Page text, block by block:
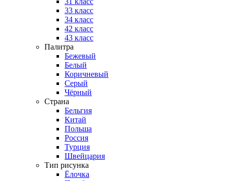
33 класс
34 класс
42 класс
43 класс
Палитра
Бежевый
Белый
Коричневый
Серый
Чёрный
Страна
Бельгия
Китай
Польша
Россия
Турция
Швейцария
Тип рисунка
Ёлочка